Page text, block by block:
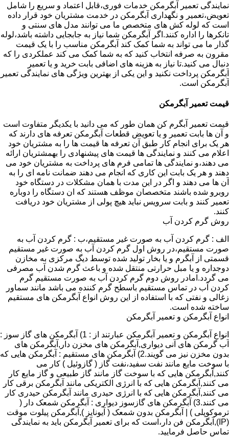
نمایندگی تعمیر آبگرمکن خدمات فوری،قابل اعتماد و سریع را شامل
تعویض،تعمیر و نگهداری آبگرمکن در خدمت مشتریان خود قرار داده
است که لوله کش های متخصص ما می توانند مدل های سنتی و
تانکرها را اداره کنند.اگر آبگرمکن شما نیاز به جابجایی داشته باشد،لوله
گذار ما می تواند به شما کمک کند آبگرمکن مناسب را با یک قیمت
مقرون به صرفه انتخاب کنید که به شما کمک می کند عملکردی را که
دنبال می کنید.تا نیاز به هزینه های اضافی بابت خرید و یا تعمیر
آبگرمکن پرداخت نکنید و این یکی از بهترین ویژگی های نمایندگی تعمیر
آبگرمکن است.
قیمت تعمیر آبگرمکن
قیمت تعمیر آبگرم کن همان طور که می دانید با یکدیگر متفاوت است
و آن ها بابت تعمیر و یا تعویض قطعات آبگرمکن تعرفه های دارند که
هر یک برای انجام کار طبق آن تعرفه ها قیمت ها را به مشتریان خود
اعلام می کنند و نمایندگی ها قیمت های پیشنهادی را بهمشتریان ارائه
می دهند،و نمایندگی ها تمامی فرم های پرداخت به مشتریان خود می
دهند و هر یک بابت این کاری که انجام می دهند ضمانت نامه ای را به
آن ها می دهند و اگر در این مدت با همان مشکلات در دستگاه خود
روبرو شده باشند متخصصان موظف هستند که ان دستگاه را دوباره
تعمیر کنند و بابت سرویس نباید هیچ پولی از مشتریان خود دریافت
کنند.
روش گرم کردن آب
الف : گرم کردن آب به صورت غیر مستقیم،ب : گرم کردن آب به
صورت مستقیم،در روش اول گرم کردن آب به صورت غیر مستقیم
قسمتی از آبگرم و یا بخار تولید شده توسط دیگ مرکزی به مخازن
دوجداره و یا مبل حرارتی منتقل شده و باعث گرم شدن آب مصرفی
می گردد.امادر روش دوم گرم کردن آب به صورت مستقیم گرم
کردن آب در تماس مستقیم باسطح گرم کننده می باشد مانند سماور
زغالی و نفتی که با استفاده از این روش انواع آبگرمکن های مستقیم
ساخته شده است.
انواع آبگرمکن و تعمیر آبگرمکن
انواع آبگرمکن و تعمیر آبگرمکن عبارتند از : 1) آبگرمکن های گاز سوز :
آب گرمکن های آنی دیواری,آبگرمکن های مخزن دار,آبگرمکن های
بدون مخزن نیز می گویند.2) آبگرمکن های مستقیم : آبگرمکن هایی که
با سوخت مایع مانند نفت سفید،نفت گاز ( گازوئیل ) کار می
کنند,آبگرمکن هایی که با سوخت گاز مانند گاز طبیعی و گاز مایع کار
می کنند,آبگرمکن هایی که با انرژی الکتریکی مانند آبگرمکن برقی کار
می کنند,آبگرمکن هایی که با انرژی حیدری مانند آبگرمکن حیدری کار
می کنند.3) آبگرمکن های گازسوز دیواری : آبگرمکن شمعک دار (
ترموکوپلی ) | آبگرمکن بدون شمعک ( آیونایز ),آبگرمکن پیلوت موقت
(IP),آبگرمکن فن دار،است که برای تعمیر آبگرمکن باید به نمایندگی
تماس حاصل فرمایید.